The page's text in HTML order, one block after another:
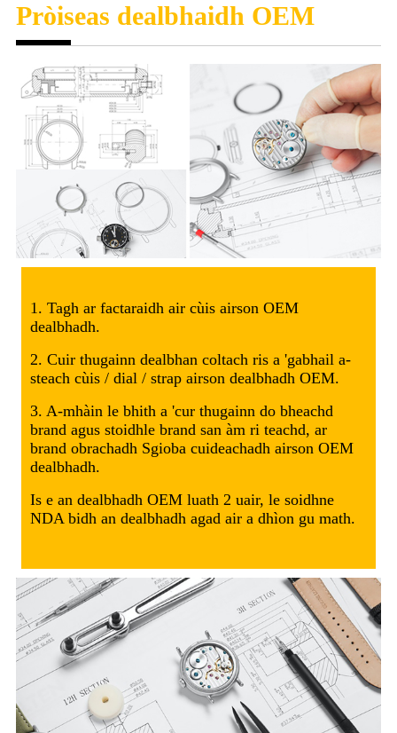
Pròiseas dealbhaidh OEM
1. Tagh ar factaraidh air cùis airson OEM
dealbhadh.
2. Cuir thugainn dealbhan coltach ris a 'gabhail a-
steach cùis / dial / strap airson dealbhadh OEM.
3. A-mhàin le bhith a 'cur thugainn do bheachd
brand agus stoidhle brand san àm ri teachd, ar
brand obrachadh Sgioba cuideachadh airson OEM
dealbhadh.
Is e an dealbhadh OEM luath 2 uair, le soidhne
NDA bidh an dealbhadh agad air a dhìon gu math.